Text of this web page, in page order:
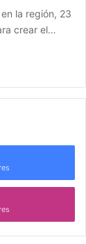
la región, 23
crear el…